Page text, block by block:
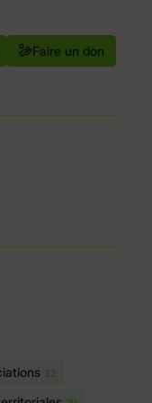
Faire un don
22